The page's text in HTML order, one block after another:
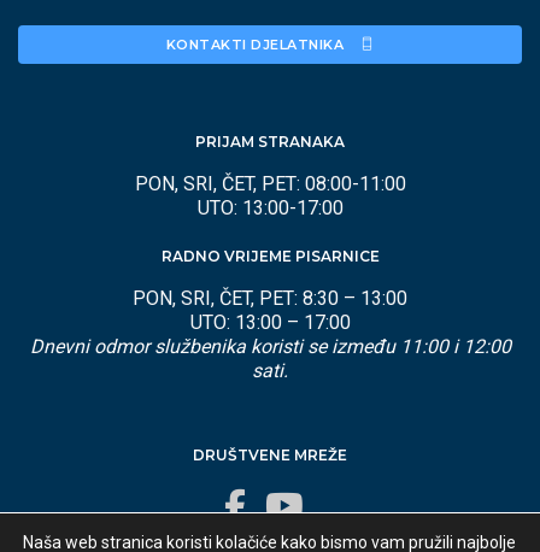
KONTAKTI DJELATNIKA
PRIJAM STRANAKA
PON, SRI, ČET, PET: 08:00-11:00
UTO: 13:00-17:00
RADNO VRIJEME PISARNICE
PON, SRI, ČET, PET: 8:30 – 13:00
UTO: 13:00 – 17:00
Dnevni odmor službenika koristi se između 11:00 i 12:00
sati.
DRUŠTVENE MREŽE
Naša web stranica koristi kolačiće kako bismo vam pružili najbolje